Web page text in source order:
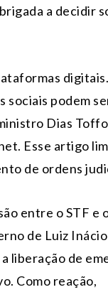
a decidir
sociais podem
Dias
Esse artigo
de ordens
entre o STF e
de Luiz Inácio
liberação de
Como reação,